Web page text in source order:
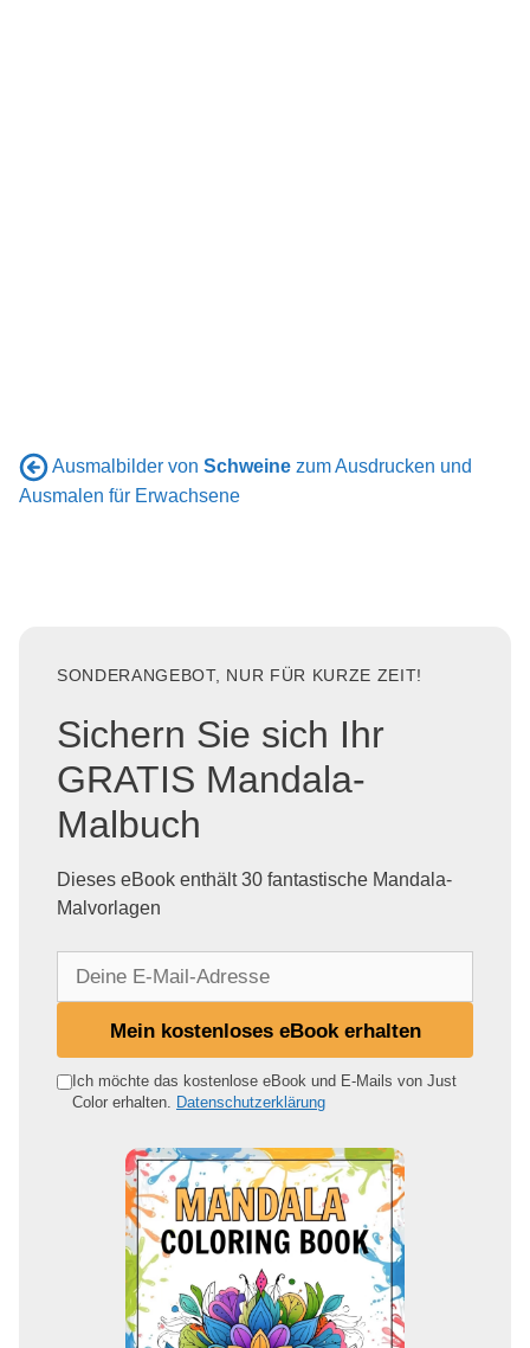
Ausmalbilder von Schweine zum Ausdrucken und
Ausmalen für Erwachsene
SONDERANGEBOT, NUR FÜR KURZE ZEIT!
Sichern Sie sich Ihr
GRATIS Mandala-
Malbuch
Dieses eBook enthält 30 fantastische Mandala-
Malvorlagen
e
Mein kostenloses eBook erhalten
Ich möchte das kostenlose eBook und E-Mails von Just
Color erhalten.
Datenschutzerklärung